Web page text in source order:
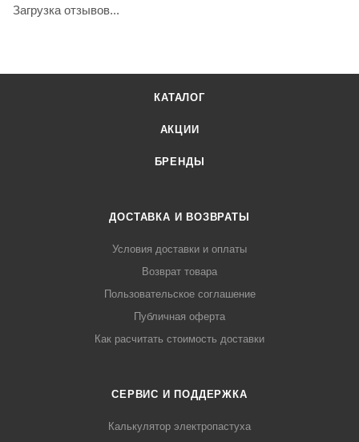
Загрузка отзывов...
КАТАЛОГ
АКЦИИ
БРЕНДЫ
ДОСТАВКА И ВОЗВРАТЫ
Условия доставки и оплаты
Возврат товара
Пользовательское соглашение
Публичная оферта
Как расчитать стоимость доставки
СЕРВИС И ПОДДЕРЖКА
Калькулятор электропастуха